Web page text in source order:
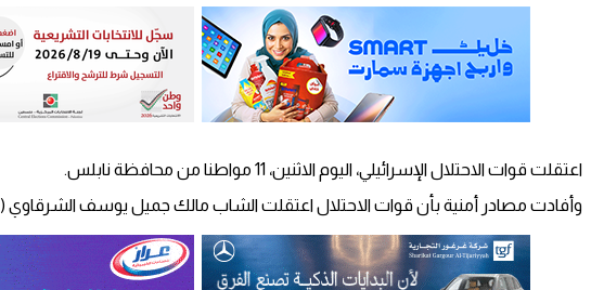
اعتقلت قوات الاحتلال الإسرائيلي، اليوم الاثنين، 11 مواطنا من محافظة نابلس.
وأفادت مصادر أمنية بأن قوات الاحتلال اعتقلت الشاب مالك جميل يوسف الشرقاوي (25 عاما)، على حاجز بيت شرف غرب نابلس، وهو من سكان عسكر الجديد.